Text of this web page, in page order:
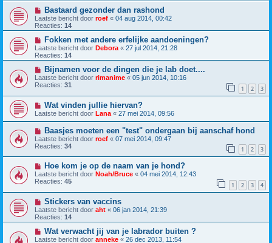
Bastaard gezonder dan rashond
Laatste bericht door roef « 04 aug 2014, 00:42
Reacties: 14
Fokken met andere erfelijke aandoeningen?
Laatste bericht door Debora « 27 jul 2014, 21:28
Reacties: 14
Bijnamen voor de dingen die je lab doet....
Laatste bericht door rimanime « 05 jun 2014, 10:16
Reacties: 31 1 2 3
Wat vinden jullie hiervan?
Laatste bericht door Lana « 27 mei 2014, 09:56
Baasjes moeten een "test" ondergaan bij aanschaf hond
Laatste bericht door roef « 07 mei 2014, 09:47
Reacties: 34 1 2 3
Hoe kom je op de naam van je hond?
Laatste bericht door Noah/Bruce « 04 mei 2014, 12:43
Reacties: 45 1 2 3 4
Stickers van vaccins
Laatste bericht door aht « 06 jan 2014, 21:39
Reacties: 14
Wat verwacht jij van je labrador buiten ?
Laatste bericht door anneke « 26 dec 2013, 11:54